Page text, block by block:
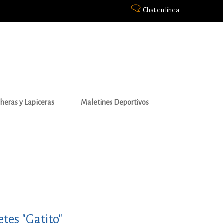
Chat en línea
y Lapiceras Maletines Deportivos
"Gatito"